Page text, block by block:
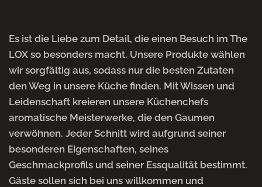
Es ist die Liebe zum Detail, die einen Besuch im The
LOX so besonders macht. Unsere Produkte wählen
wir sorgfältig aus, sodass nur die besten Zutaten
den Weg in unsere Küche finden. Mit Wissen und
Leidenschaft kreieren unsere Küchenchefs
aromatische Meisterwerke, die den Gaumen
verwöhnen. Jeder Schnitt wird aufgrund seiner
besonderen Eigenschaften, seines
Geschmackprofils und seiner Essqualität bestimmt.
Gäste sollen sich bei uns willkommen und